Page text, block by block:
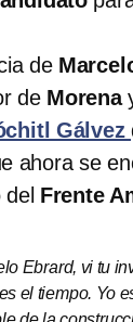
de
de Morena
Gálvez
ahora se
Frente
Ebrard, vi tu
el tiempo. Yo